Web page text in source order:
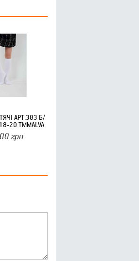
АРТ.383 Б/
20 ТМMALVA
грн